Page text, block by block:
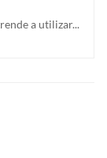
a utilizar...